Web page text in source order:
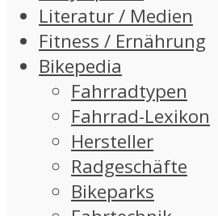
Literatur / Medien
Fitness / Ernährung
Bikepedia
Fahrradtypen
Fahrrad-Lexikon
Hersteller
Radgeschäfte
Bikeparks